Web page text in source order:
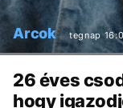
Arcok tegnap
26 éves
hogy